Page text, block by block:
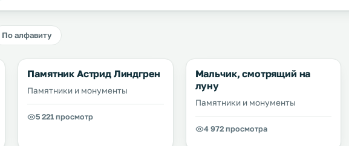
По алфавиту
Памятник Астрид Линдгрен
Памятники и монументы
5 221 просмотр
Мальчик, смотрящий на
луну
Памятники и монументы
4 972 просмотра